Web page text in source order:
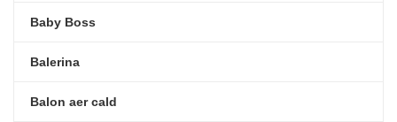
Baby Boss
Balerina
Balon aer cald